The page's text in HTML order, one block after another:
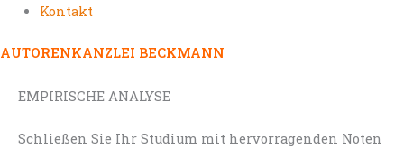
Kontakt
AUTORENKANZLEI BECKMANN
EMPIRISCHE ANALYSE
Schließen Sie Ihr Studium mit hervorragenden Noten